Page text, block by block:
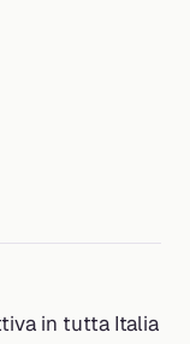
in tutta Italia